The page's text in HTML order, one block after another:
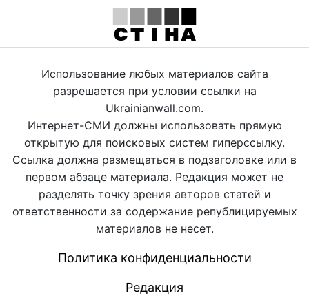
Использование любых материалов сайта
разрешается при условии ссылки на
Ukrainianwall.com.
Интернет-СМИ должны использовать прямую
открытую для поисковых систем гиперссылку.
Ссылка должна размещаться в подзаголовке или в
первом абзаце материала. Редакция может не
разделять точку зрения авторов статей и
ответственности за содержание републицируемых
материалов не несет.
Политика конфиденциальности
Редакция